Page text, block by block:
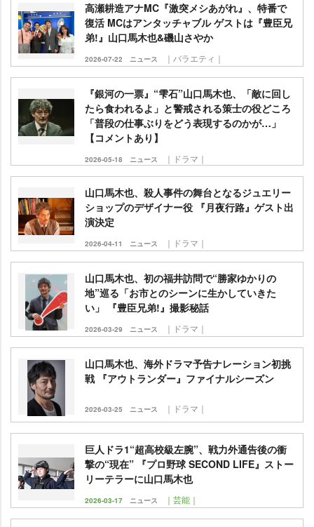
高瀬耕造アナMC『激突メシあがれ』、特番で
復活 MCはアンタッチャブル ゲストは『豊臣兄
弟!』山口馬木也&磯山さやか
2026-07-22 ニュース ｜バラエティ｜
『銀河の一票』“雫石”山口馬木也、「敵に回し
たら食われるよ」と警戒される策士の役どころ
「普段の仕事ぶりをどう表現するのかが…」
【コメントあり】
2026-05-18 ニュース ｜ドラマ｜
山口馬木也、殺人事件の舞台となるジュエリー
ショップのデザイナー役 『月夜行路』ゲスト出
演決定
2026-04-11 ニュース ｜ドラマ｜
山口馬木也、初の福井訪問で“勝家ゆかりの
地”巡る「お市とのシーンに生かしていきた
い」 『豊臣兄弟!』撮影秘話
2026-03-29 ニュース ｜ドラマ｜
山口馬木也、海外ドラマ予告ナレーション初挑
戦 『アウトランダー』ファイナルシーズン
2026-03-25 ニュース ｜ドラマ｜
巨人ドラ1“超高校級左腕”、戦力外通告後の衝
撃の“現在” 『プロ野球 SECOND LIFE』ストー
リーテラーに山口馬木也
2026-03-17 ニュース ｜芸能｜